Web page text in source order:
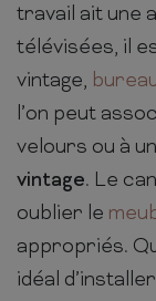
travail ait une
télévisées, il
vintage,
l’on peut
velours ou à
vintage. Le
oublier le
appropriés.
idéal